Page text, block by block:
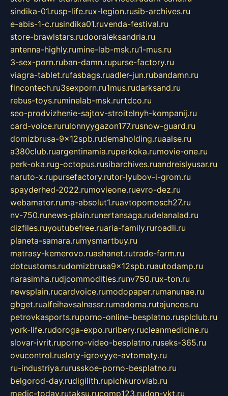
sindika-01.rusp-life.rux-legion.rusib-archives.ru
e-abis-1-c.rusindika01.ruvenda-festival.ru
store-brawlstars.rudooraleksandria.ru
antenna-highly.rumine-lab-msk.ru1-mus.ru
3-sex-porn.ruban-damn.rupurse-factory.ru
viagra-tablet.rufasbags.ruadler-jun.rubandamn.ru
fincontech.ru3sexporn.ru1mus.rudarksand.ru
rebus-toys.ruminelab-msk.rurtdco.ru
seo-prodvizhenie-sajtov-stroitelnyh-kompanij.ru
card-voice.rurulonnyygazon177.rusnow-guard.ru
domizbrusa-9x12spb.rudemaholding.ruaalse.ru
a380club.ruargentinamia.ruperkoka.rumovie-one.ru
perk-oka.rug-octopus.rusibarchives.ruandreislyusar.ru
naruto-x.rupursefactory.rutor-lyubov-i-grom.ru
spayderhed-2022.rumovieone.ruevro-dez.ru
webamator.ruma-absolut1.ruavtopomosch27.ru
nv-750.runews-plain.runertansaga.rudelanalad.ru
dizfiles.ruyoutubefree.ruaria-family.ruroadli.ru
planeta-samara.rumysmartbuy.ru
matrasy-kemerovo.ruashanet.rutrade-farm.ru
dotcustoms.rudomizbrusa9x12spb.ruautodamp.ru
narasimha.rudjcommodities.runv750.rux-ton.ru
newsplain.rucardvoice.rumodopaper.rumanunae.ru
gbget.rualfeihavsalnassr.rumadoma.rutajuncos.ru
petrovkasports.ruporno-online-besplatno.rusplclub.ru
york-life.rudoroga-expo.ruribery.rucleanmedicine.ru
slovar-ivrit.ruporno-video-besplatno.ruseks-365.ru
ovucontrol.rusloty-igrovyye-avtomaty.ru
ru-industriya.rurusskoe-porno-besplatno.ru
belgorod-day.rudigilith.rupichkurovlab.ru
medic-today.rutaksu.rucomp123.rudon-ykt.ru